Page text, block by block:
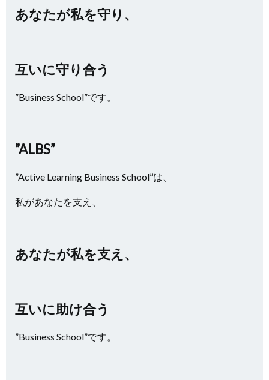
あなたが私を守り、
互いに守り合う
”Business School”です。
”ALBS”
”Active Learning Business School”は、
私があなたを支え、
あなたが私を支え、
互いに助け合う
”Business School”です。